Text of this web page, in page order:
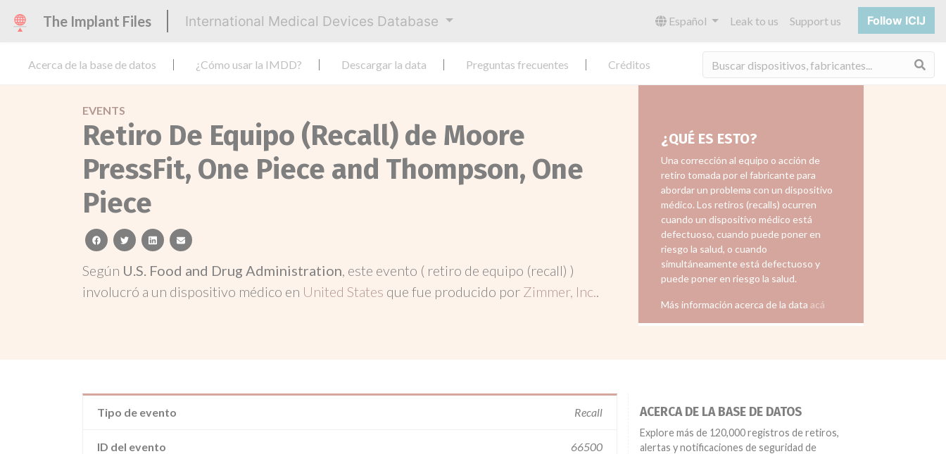
The Implant Files International Medical Devices Database Español Leak to us Support us Follow ICIJ
Acerca de la base de datos ¿Cómo usar la IMDD? Descargar la data Preguntas frecuentes Créditos
EVENTS
Retiro De Equipo (Recall) de Moore
PressFit, One Piece and Thompson, One
Piece
facebooktwitterlinkedinemail
Según U.S. Food and Drug Administration, este evento ( retiro de equipo (recall) )
involucró a un dispositivo médico en United States que fue producido por Zimmer, Inc..
¿QUÉ ES ESTO?
Una corrección al equipo o acción de
retiro tomada por el fabricante para
abordar un problema con un dispositivo
médico. Los retiros (recalls) ocurren
cuando un dispositivo médico está
defectuoso, cuando puede poner en
riesgo la salud, o cuando
simultáneamente está defectuoso y
puede poner en riesgo la salud.
Más información acerca de la data acá
Tipo de evento Recall
ID del evento 66500
ACERCA DE LA BASE DE DATOS
Explore más de 120,000 registros de retiros,
alertas y notificaciones de seguridad de